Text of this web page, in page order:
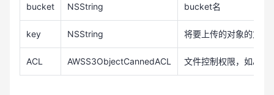
bucket NSString bucket名
key NSString 将要上传的对象的文件
ACL AWSS3ObjectCannedACL 文件控制权限，如